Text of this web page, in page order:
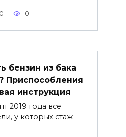
0 0
бензин из бака
Приспособления
инструкция
2019 года все
у которых стаж